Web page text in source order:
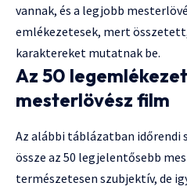
vannak, és a legjobb
emlékezetesek, mert
karaktereket mutatnak be.
Az 50
mesterlövész film
Az alábbi táblázatban
össze az 50 legjelentősebb
természetesen szubjektív, de